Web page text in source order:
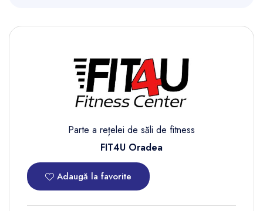
Parte a rețelei de săli de fitness
FIT4U Oradea
Adaugă la favorite